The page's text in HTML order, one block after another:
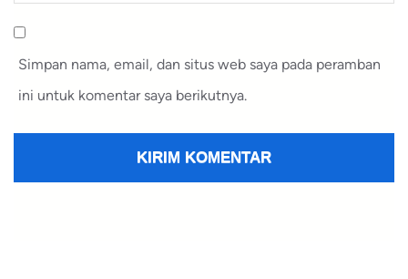
Simpan nama, email, dan situs web saya pada peramban
ini untuk komentar saya berikutnya.